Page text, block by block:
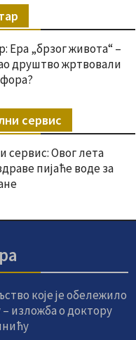
Ера „брзог живота“ –
друштво жртвовали
сервис
сервис: Овог лета
пијаће воде за
које је обележило
– изложба о доктору